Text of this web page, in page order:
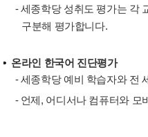
- 세종학당 성취도 평가는 각
구분해 평가합니다.
온라인 한국어 진단평가
- 세종학당 예비 학습자와 전
- 언제, 어디서나 컴퓨터와 모